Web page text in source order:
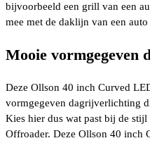
bijvoorbeeld een grill van een
mee met de daklijn van een
Mooie vormgegeven
Deze Ollson 40 inch Curved
vormgegeven dagrijverlichting
Kies hier dus wat past bij de
Offroader. Deze Ollson 40 inch